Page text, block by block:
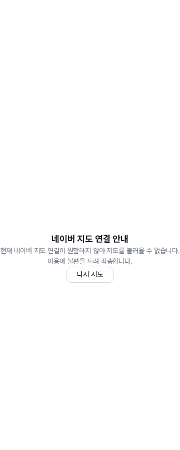
네이버 지도 연결 안내
현재 네이버 지도 연결이 원활하지 않아 지도를 불러올 수 없습니다.
이용에 불편을 드려 죄송합니다.
다시 시도